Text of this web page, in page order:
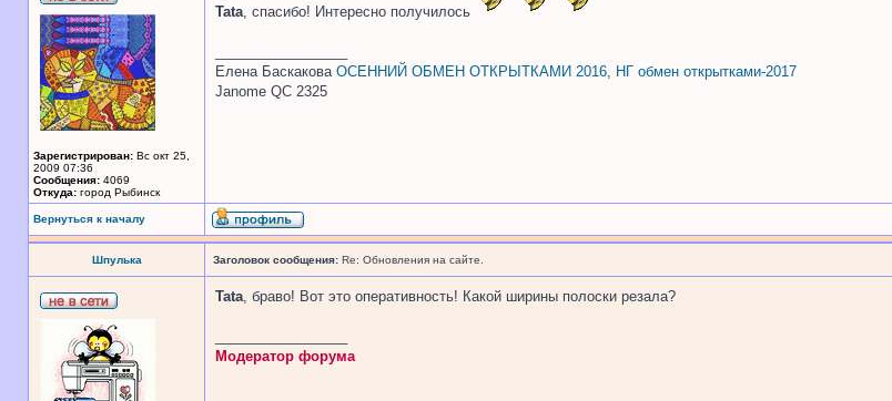
Зарегистрирован: Вс окт 25,
2009 07:36
Сообщения: 4069
Откуда: город Рыбинск
Tata, спасибо! Интересно получилось
Елена Баскакова ОСЕННИЙ ОБМЕН ОТКРЫТКАМИ 2016, НГ обмен открытками-2017
Janome QC 2325
Вернуться к началу
Шпулька Заголовок сообщения: Re: Обновления на сайте.
Tata, браво! Вот это оперативность! Какой ширины полоски резала?
Модератор форума